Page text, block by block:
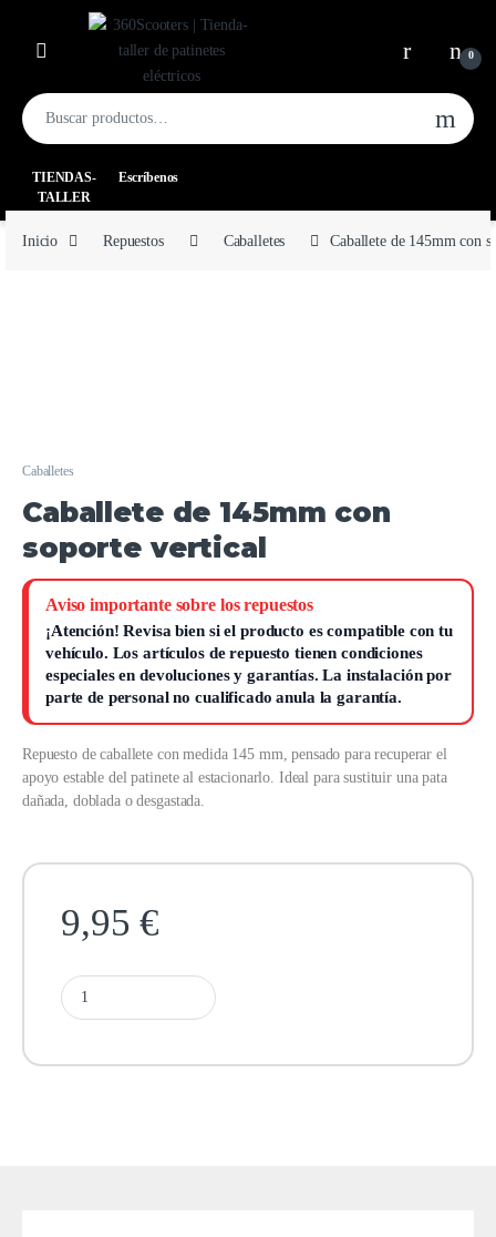
0
TIENDAS-
TALLER
Escríbenos
Inicio Repuestos Caballetes Caballete de 145mm con
Caballetes
Caballete de 145mm con
soporte vertical
Aviso importante sobre los repuestos
¡Atención!Revisa bien si el producto es compatible con tu
vehículo. Los artículos de repuesto tienen condiciones
especiales en devoluciones y garantías.La instalación por
parte de personal no cualificado anula la garantía.
Repuesto de caballete con medida 145 mm, pensado para recuperar el
apoyo estable del patinete al estacionarlo. Ideal para sustituir una pata
dañada, doblada o desgastada.
9,95€